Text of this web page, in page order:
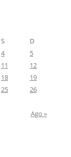
S
D
4
5
11
12
18
19
25
26
Ago »